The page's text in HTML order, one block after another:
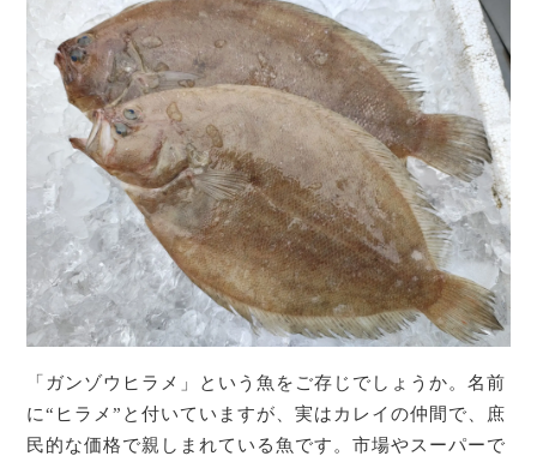
「ガンゾウヒラメ」という魚をご存じでしょうか。名前
に“ヒラメ”と付いていますが、実はカレイの仲間で、庶
民的な価格で親しまれている魚です。市場やスーパーで